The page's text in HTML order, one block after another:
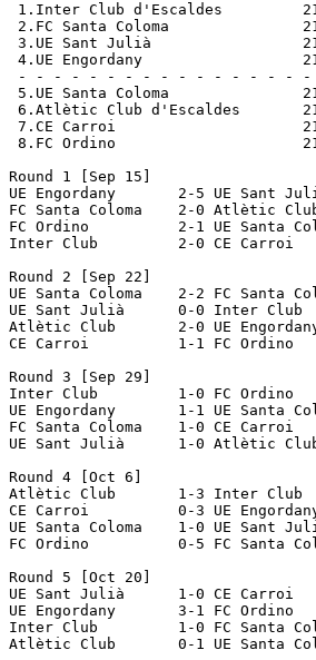
1.Inter Club d'Escaldes
2.FC Santa Coloma
3.UE Sant Julià
4.UE Engordany
- - - - - - - - - - - - - - - -
5.UE Santa Coloma
6.Atlètic Club d'Escaldes
7.CE Carroi
8.FC Ordino
Round 1 [Sep 15]
UE Engordany       2-5 UE
FC Santa Coloma    2-0
FC Ordino          2-1 UE Santa
Inter Club         2-0 CE
Round 2 [Sep 22]
UE Santa Coloma    2-2 FC Santa
UE Sant Julià      0-0
Atlètic Club       2-0 UE
CE Carroi          1-1 FC
Round 3 [Sep 29]
Inter Club         1-0 FC
UE Engordany       1-1 UE Santa
FC Santa Coloma    1-0 CE
UE Sant Julià      1-0
Round 4 [Oct 6]
Atlètic Club       1-3 Inter
CE Carroi          0-3 UE
UE Santa Coloma    1-0 UE
FC Ordino          0-5 FC Santa
Round 5 [Oct 20]
UE Sant Julià      1-0 CE
UE Engordany       3-1 FC
Inter Club         1-0 FC Santa
Atlètic Club       0-1 UE Santa